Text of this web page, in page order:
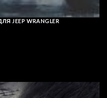
JEEP WRANGLER